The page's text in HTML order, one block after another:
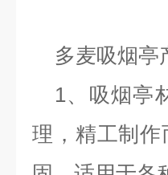
多麦吸烟亭
1、吸烟亭
理，精工制